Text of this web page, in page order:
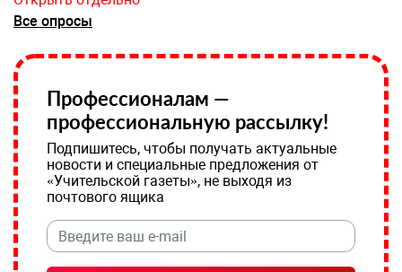
Все опросы
Профессионалам —
профессиональную рассылку!
Подпишитесь, чтобы получать актуальные
новости и специальные предложения от
«Учительской газеты», не выходя из
почтового ящика